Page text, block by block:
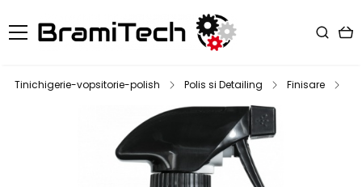
Tinichigerie-vopsitorie-polish Polis si Detailing Finisare